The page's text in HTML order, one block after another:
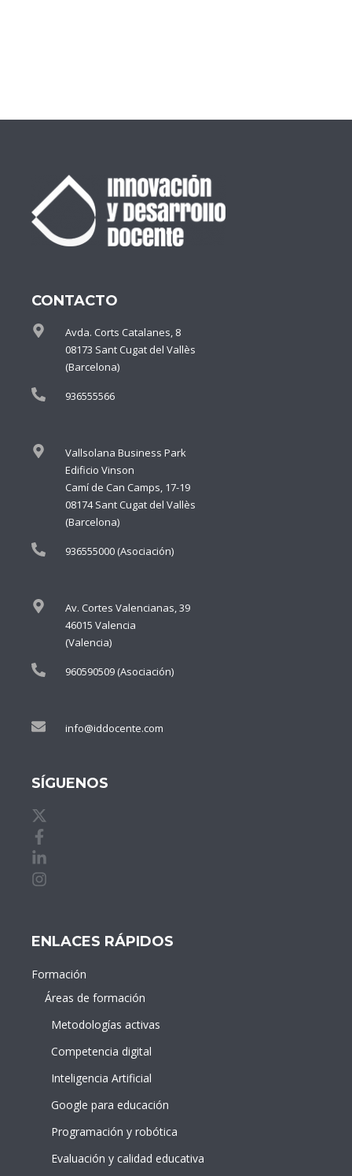
CONTACTO
Avda. Corts Catalanes, 8
08173 Sant Cugat del Vallès
(Barcelona)
936555566
Vallsolana Business Park
Edificio Vinson
Camí de Can Camps, 17-19
08174 Sant Cugat del Vallès
(Barcelona)
936555000 (Asociación)
Av. Cortes Valencianas, 39
46015 Valencia
(Valencia)
960590509 (Asociación)
info@iddocente.com
SÍGUENOS
ENLACES RÁPIDOS
Formación
Áreas de formación
Metodologías activas
Competencia digital
Inteligencia Artificial
Google para educación
Programación y robótica
Evaluación y calidad educativa